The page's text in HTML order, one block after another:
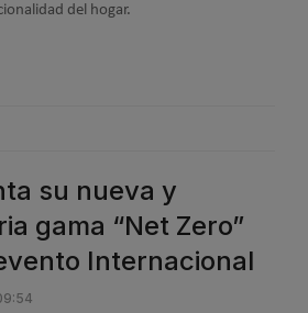
del hogar.
su nueva y
gama “Net Zero”
Internacional